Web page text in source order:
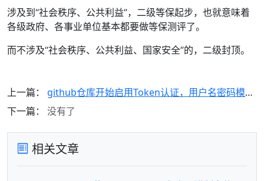
涉及到“社会秩序、公共利益”，二级等保起步，也就意味着
各级政府、各事业单位基本都要做等保测评了。
而不涉及“社会秩序、公共利益、国家安全”的，二级封顶。
上一篇： github仓库开始启用Token认证，用户名密码模式将在2021年8月停止使用
下一篇： 没有了
相关文章